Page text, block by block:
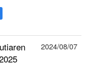
2024/08/07